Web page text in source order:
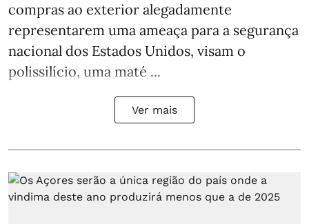
compras ao exterior alegadamente
representarem uma ameaça para a segurança
nacional dos Estados Unidos, visam o
polissilício, uma maté ...
Ver mais